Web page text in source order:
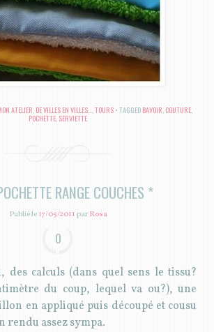
ATELIER DE VILLES EN VILLES... TOURS TAGGED BAVOIR COUTURE
POCHETTE SERVIETTE
RANGE COUCHES *
Publié le17/05/2011parRosa
0
des calculs (dans quel sens le tissu?
du coup, lequel va ou?), une
en appliqué puis découpé et cousu
rendu assez sympa.